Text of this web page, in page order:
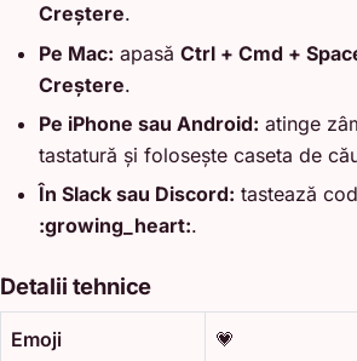
Creștere.
Pe Mac: apasă Ctrl + Cmd +
Creștere.
Pe iPhone sau Android: atinge
tastatură și folosește caseta de
În Slack sau Discord: tastează
:growing_heart:.
Detalii tehnice
Emoji 💗